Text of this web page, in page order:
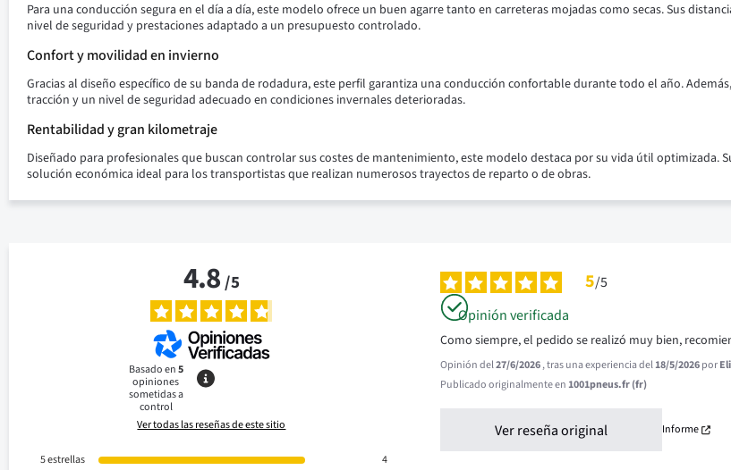
Para una conducción segura en el día a día, este modelo ofrece un buen agarre tanto en carreteras mojadas como secas. Sus
nivel de seguridad y prestaciones adaptado a un presupuesto controlado.
Confort y movilidad en invierno
Gracias al diseño específico de su banda de rodadura, este perfil garantiza una conducción confortable durante todo el año.
tracción y un nivel de seguridad adecuado en condiciones invernales deterioradas.
Rentabilidad y gran kilometraje
Diseñado para profesionales que buscan controlar sus costes de mantenimiento, este modelo destaca por su vida útil
solución económica ideal para los transportistas que realizan numerosos trayectos de reparto o de obras.
4.8/5
Basado en5
opiniones
sometidas a
control
Ver todas las reseñas de este sitio
5estrellas
4
5/5
Opinión verificada
Como siempre, el pedido se realizó muy bien,
Opinión del27/6/2026, tras una experiencia del18/5/2026por
Publicado originalmente en1001pneus.fr (fr)
Ver reseña original Informe